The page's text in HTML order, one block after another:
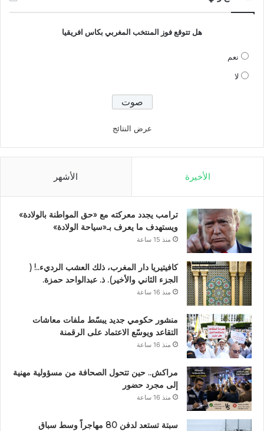
هل تتوقع فوز المنتخب المغربي بكاس افريقيا
نعم
لا
عرض النتائج
الأخيرة الأشهر
ترامب يجدد معركته مع «حق المواطنة بالولادة»
ويستهدف ما يعرف بـ«سياحة الولادة»
منذ 15 ساعة
كافيتيريا دار المغرب، ذلك العشب الرديء..! (
الجزء الثاني والأخير). ذ. عبدالواحد حمزة.
منذ 16 ساعة
منشور حكومي جديد يبسّط ملفات معاشات
التقاعد ويوسّع الاعتماد على الرقمنة
منذ 16 ساعة
مراكش.. حين تتحول الصحافة من مسؤولية مهنية
إلى مجرد حضور
منذ 16 ساعة
سبتة تستعد لدفن 80 مهاجراً وسط سباق